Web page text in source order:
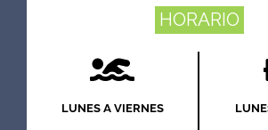
HORARIO
LUNES A VIERNES